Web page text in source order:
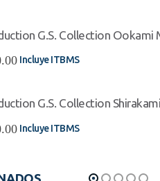
es: G.S. Collection Ookami
El
es:
Incluye ITBMS
G.S. Collection
ElIncluye ITBMS